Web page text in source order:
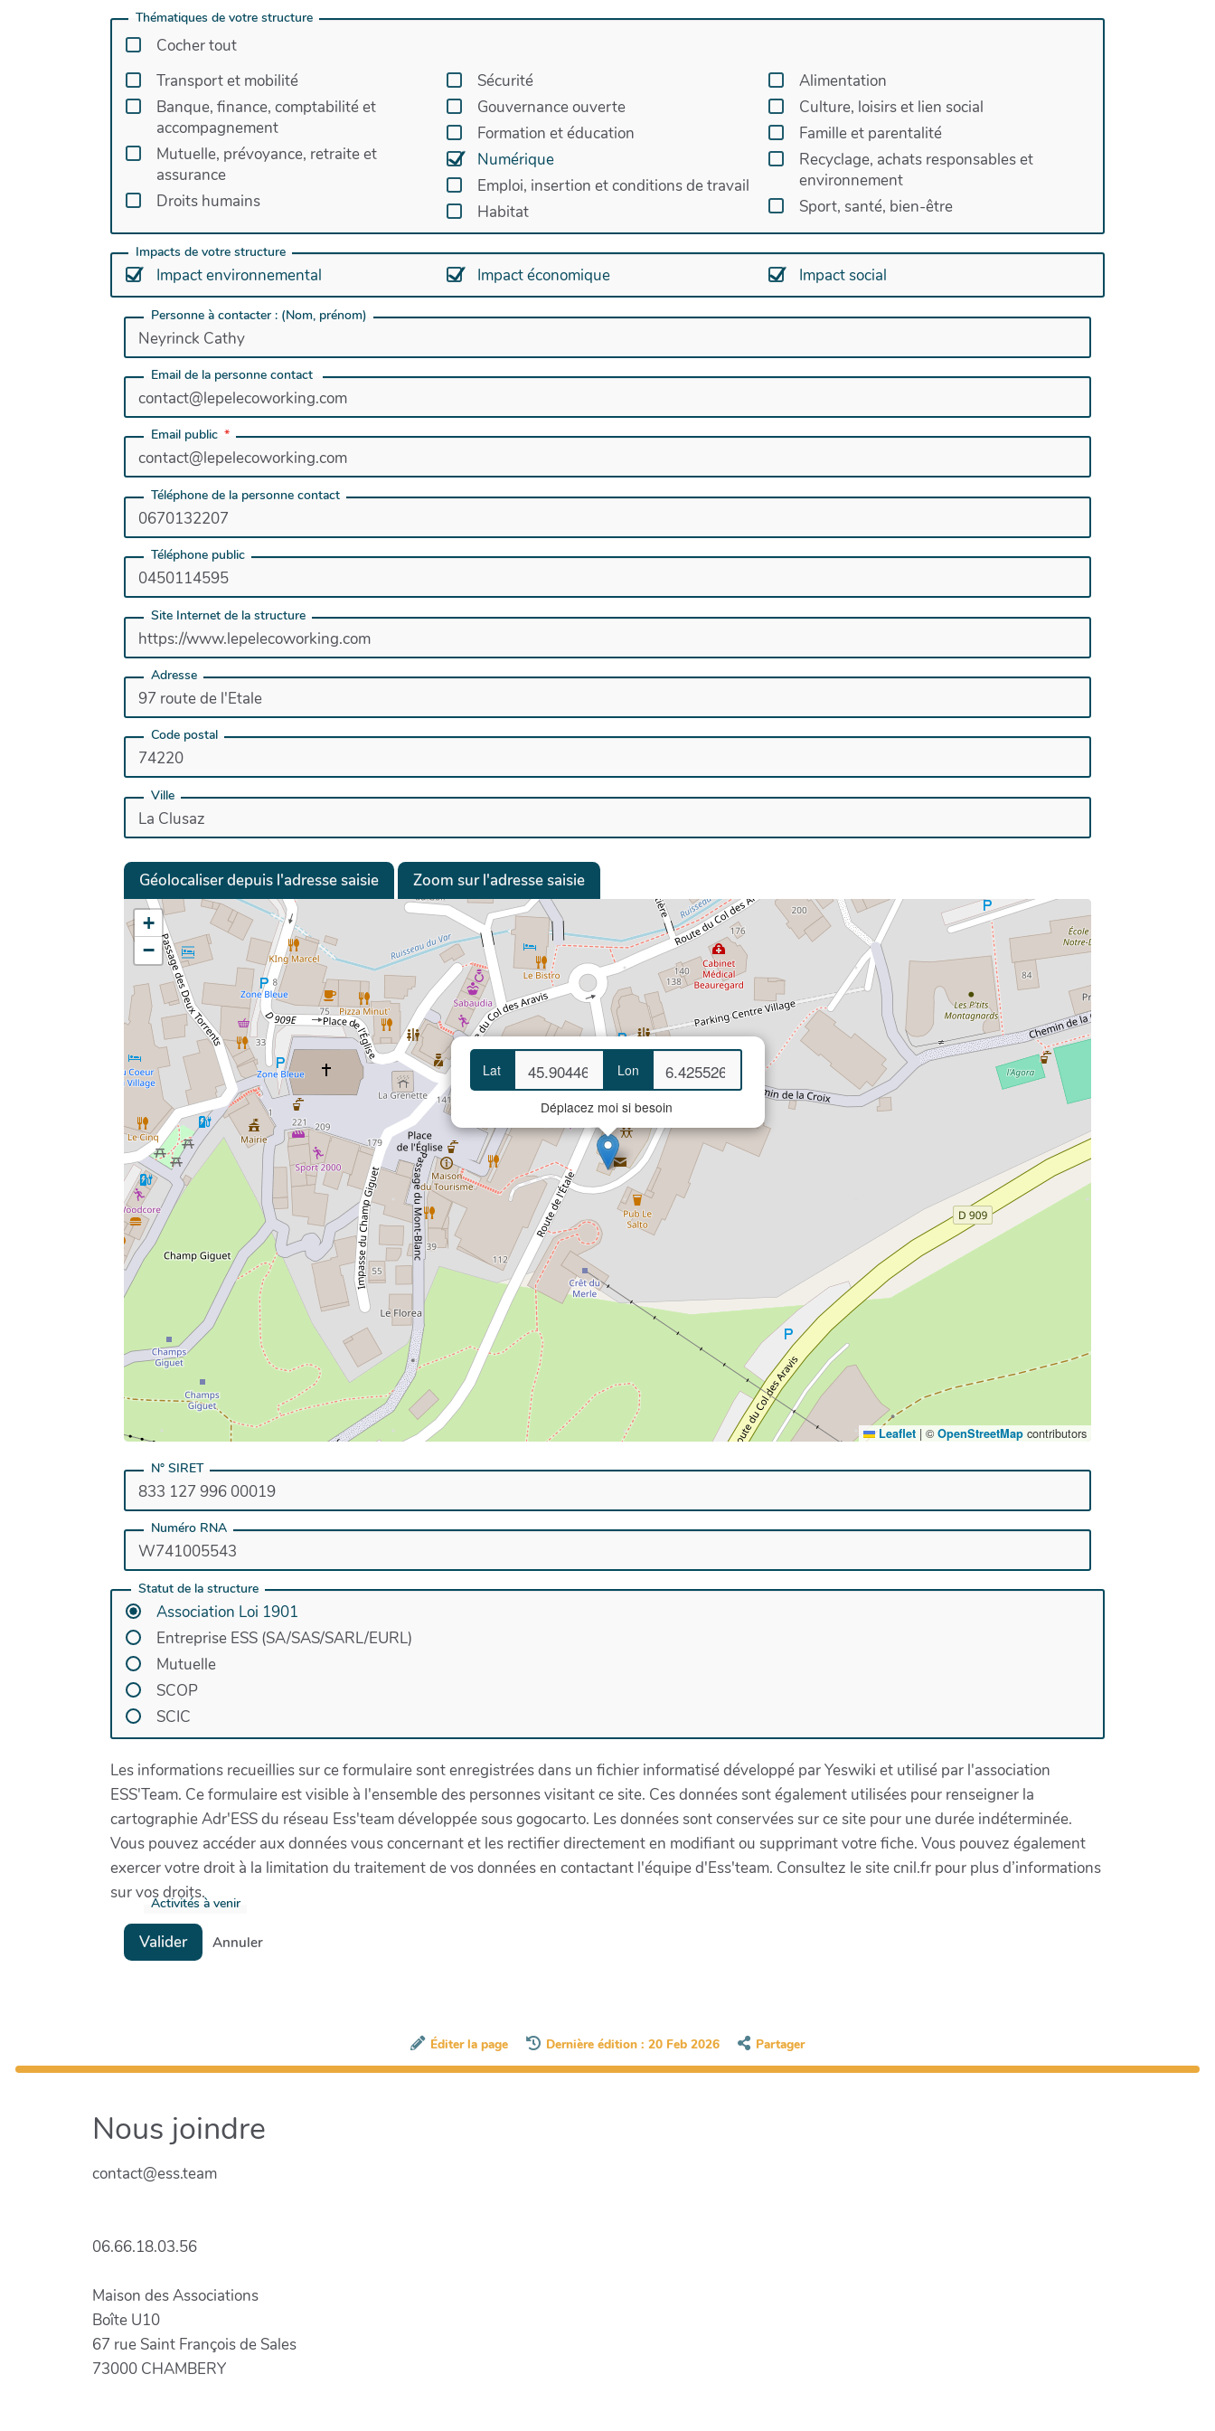
Thématiques de votre structure
Cocher tout
Transport et mobilité
Banque, finance, comptabilité et
accompagnement
Mutuelle, prévoyance, retraite et
assurance
Droits humains
Sécurité
Gouvernance ouverte
Formation et éducation
Numérique
Emploi, insertion et conditions de travail
Habitat
Alimentation
Culture, loisirs et lien social
Famille et parentalité
Recyclage, achats responsables et
environnement
Sport, santé, bien-être
Impacts de votre structure
Impact environnemental Impact économique Impact social
Personne à contacter : (Nom, prénom)
Email de la personne contact
Email public
Téléphone de la personne contact
Téléphone public
Site Internet de la structure
Adresse
Code postal
Ville
Géolocaliser depuis l'adresse saisie Zoom sur l'adresse saisie
Lat Lon
Déplacez moi si besoin
+
−
Leaflet | © OpenStreetMap contributors
N° SIRET
Numéro RNA
Statut de la structure
Association Loi 1901
Entreprise ESS (SA/SAS/SARL/EURL)
Mutuelle
SCOP
SCIC
Les informations recueillies sur ce formulaire sont enregistrées dans un fichier informatisé développé par Yeswiki et utilisé par l'association
ESS'Team. Ce formulaire est visible à l'ensemble des personnes visitant ce site. Ces données sont également utilisées pour renseigner la
cartographie Adr'ESS du réseau Ess'team développée sous gogocarto. Les données sont conservées sur ce site pour une durée indéterminée.
Vous pouvez accéder aux données vous concernant et les rectifier directement en modifiant ou supprimant votre fiche. Vous pouvez également
exercer votre droit à la limitation du traitement de vos données en contactant l'équipe d'Ess'team. Consultez le site cnil.fr pour plus d’informations
sur vos droits.
Activités à venir
Valider Annuler
Éditer la page Dernière édition : 20 Feb 2026 Partager
Nous joindre
contact@ess.team
06.66.18.03.56
Maison des Associations
Boîte U10
67 rue Saint François de Sales
73000 CHAMBERY